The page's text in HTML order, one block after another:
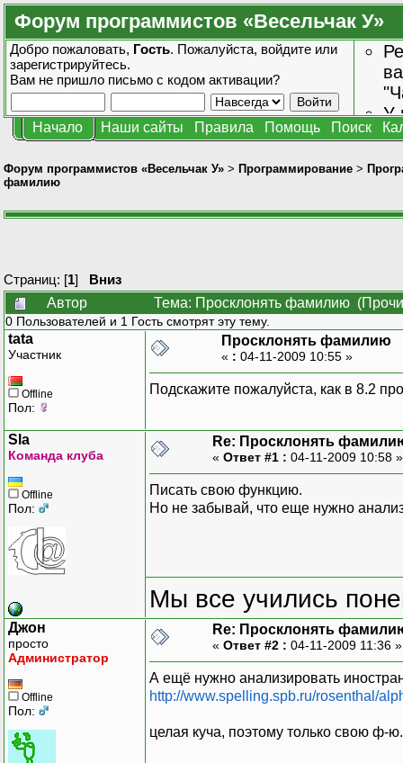
Форум программистов «Весельчак У»
Добро пожаловать, Гость. Пожалуйста, войдите или
зарегистрируйтесь.
Вам не пришло письмо с кодом активации?
У
Начало Наши сайты Правила Помощь Поиск
Форум программистов «Весельчак У» > Программирование >
фамилию
Страниц: [1] Вниз
Автор
Тема: Просклонять фамилию
0 Пользователей и 1 Гость смотрят эту тему.
tata
Участник
Offline
Пол:
Просклонять фамилию
« : 04-11-2009 10:55 »
Подскажите пожалуйста, как в 8.2
Sla
Команда клуба
Offline
Пол:
Re: Просклонять
« Ответ #1 : 04-11-2009 10:58
Писать свою функцию.
Но не забывай, что еще нужно
Мы все учились
Джон
просто
Администратор
Offline
Пол:
Re: Просклонять
« Ответ #2 : 04-11-2009 11:36
А ещё нужно анализировать
http://www.spelling.spb.ru/rosenthal/
целая куча, поэтому только свою ф-ю.